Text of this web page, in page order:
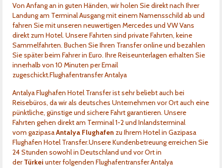
Kontakt
Von Anfang an in guten Händen, wir holen Sie direkt nach Ihrer
Landung am Terminal Ausgang mit einem Namensschild ab und
fahren Sie mit unseren neuwertigen Mercedes und VW Vans
direkt zum Hotel. Unsere Fahrten sind private Fahrten, keine
Sammelfahrten. Buchen Sie Ihren Transfer online und bezahlen
Sie später beim Fahrer in Euro. Ihre Reiseunterlagen erhalten Sie
innerhalb von 10 Minuten per Email
zugeschickt.Flughafentransfer Antalya
Antalya Flughafen Hotel Transfer ist sehr beliebt auch bei
Reisebüros, da wir als deutsches Unternehmen vor Ort auch eine
pünktliche, günstige und sichere Fahrt garantieren. Unsere
Fahrten gehen direkt am Terminal 1-2 und Inlandsterminal
vom gazipasaAntalya Flughafen zu Ihrem Hotel in Gazipasa
Flughafen Hotel Transfer.Unsere Kundenbetreuung erreichen Sie
24 Stunden sowohl in Deutschland und vor Ort in
derTürkei unter folgenden Flughafentransfer Antalya